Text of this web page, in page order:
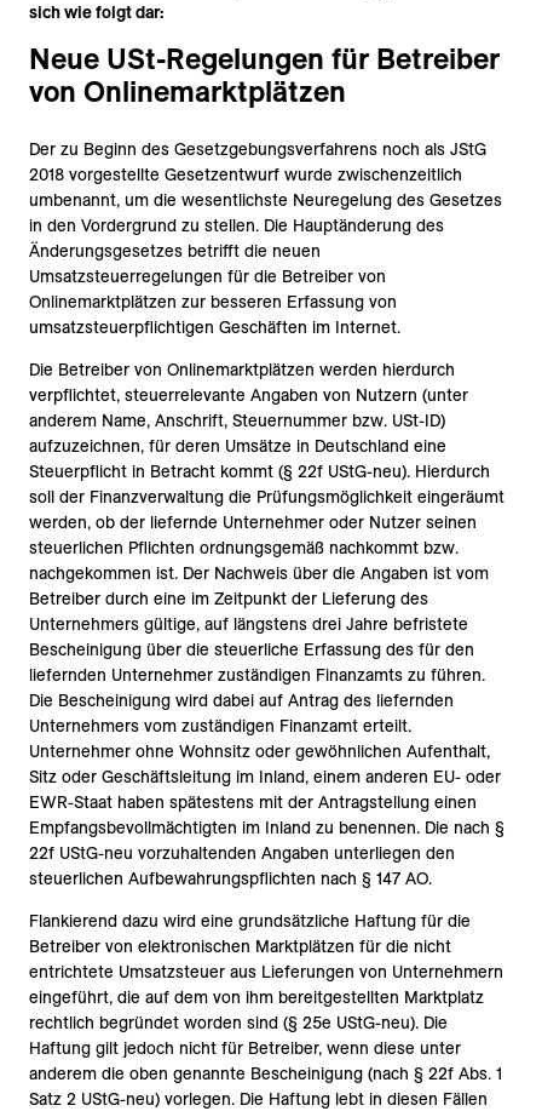
sich wie folgt dar:
Neue USt-Regelungen für Betreiber
von Onlinemarktplätzen
Der zu Beginn des Gesetzgebungsverfahrens noch als JStG
2018 vorgestellte Gesetzentwurf wurde zwischenzeitlich
umbenannt, um die wesentlichste Neuregelung des Gesetzes
in den Vordergrund zu stellen. Die Hauptänderung des
Änderungsgesetzes betrifft die neuen
Umsatzsteuerregelungen für die Betreiber von
Onlinemarktplätzen zur besseren Erfassung von
umsatzsteuerpflichtigen Geschäften im Internet.
Die Betreiber von Onlinemarktplätzen werden hierdurch
verpflichtet, steuerrelevante Angaben von Nutzern (unter
anderem Name, Anschrift, Steuernummer bzw. USt-ID)
aufzuzeichnen, für deren Umsätze in Deutschland eine
Steuerpflicht in Betracht kommt (§ 22f UStG-neu). Hierdurch
soll der Finanzverwaltung die Prüfungsmöglichkeit eingeräumt
werden, ob der liefernde Unternehmer oder Nutzer seinen
steuerlichen Pflichten ordnungsgemäß nachkommt bzw.
nachgekommen ist. Der Nachweis über die Angaben ist vom
Betreiber durch eine im Zeitpunkt der Lieferung des
Unternehmers gültige, auf längstens drei Jahre befristete
Bescheinigung über die steuerliche Erfassung des für den
liefernden Unternehmer zuständigen Finanzamts zu führen.
Die Bescheinigung wird dabei auf Antrag des liefernden
Unternehmers vom zuständigen Finanzamt erteilt.
Unternehmer ohne Wohnsitz oder gewöhnlichen Aufenthalt,
Sitz oder Geschäftsleitung im Inland, einem anderen EU- oder
EWR-Staat haben spätestens mit der Antragstellung einen
Empfangsbevollmächtigten im Inland zu benennen. Die nach §
22f UStG-neu vorzuhaltenden Angaben unterliegen den
steuerlichen Aufbewahrungspflichten nach § 147 AO.
Flankierend dazu wird eine grundsätzliche Haftung für die
Betreiber von elektronischen Marktplätzen für die nicht
entrichtete Umsatzsteuer aus Lieferungen von Unternehmern
eingeführt, die auf dem von ihm bereitgestellten Marktplatz
rechtlich begründet worden sind (§ 25e UStG-neu). Die
Haftung gilt jedoch nicht für Betreiber, wenn diese unter
anderem die oben genannte Bescheinigung (nach § 22f Abs. 1
Satz 2 UStG-neu) vorlegen. Die Haftung lebt in diesen Fällen